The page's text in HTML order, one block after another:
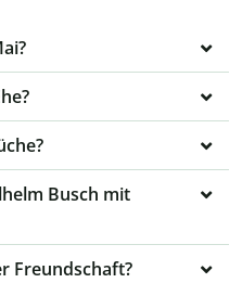
Busch mit
Freundschaft?